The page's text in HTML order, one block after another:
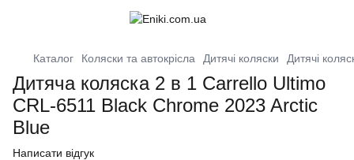
Каталог Коляски та автокрісла Дитячі коляски Дитячі
Дитяча коляска 2 в 1 Carrello Ultimo
CRL-6511 Black Chrome 2023 Arctic
Blue
Написати відгук